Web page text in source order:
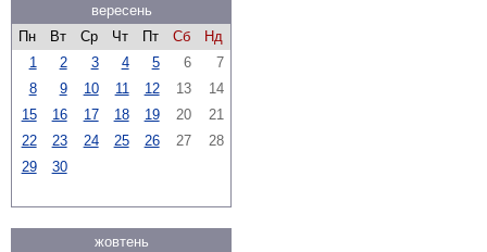
вересень
Пн
Вт Ср Чт Пт Сб
Нд
1
2 3 4 5 6
7
8
9 10 11 12 13
14
15
16 17 18 19 20
21
22
23 24 25 26 27
28
29
30
жовтень